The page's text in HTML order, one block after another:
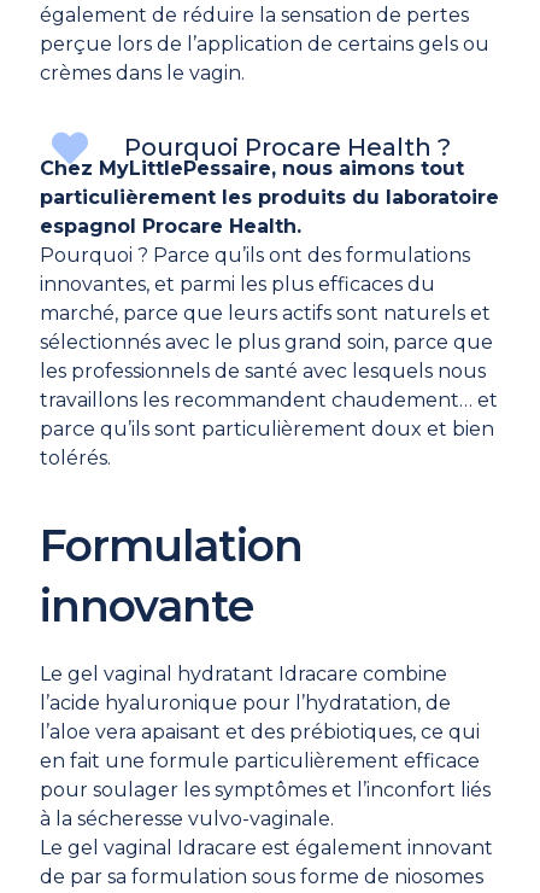
également de réduire la sensation de pertes
perçue lors de l’application de certains gels ou
crèmes dans le vagin.
Pourquoi Procare Health ?
Chez MyLittlePessaire, nous aimons tout
particulièrement les produits du laboratoire
espagnol Procare Health.
Pourquoi ? Parce qu’ils ont des formulations
innovantes, et parmi les plus efficaces du
marché, parce que leurs actifs sont naturels et
sélectionnés avec le plus grand soin, parce que
les professionnels de santé avec lesquels nous
travaillons les recommandent chaudement… et
parce qu’ils sont particulièrement doux et bien
tolérés.
Formulation
innovante
Le gel vaginal hydratant Idracare combine
l’acide hyaluronique pour l’hydratation, de
l’aloe vera apaisant et des prébiotiques, ce qui
en fait une formule particulièrement efficace
pour soulager les symptômes et l’inconfort liés
à la sécheresse vulvo-vaginale.
Le gel vaginal Idracare est également innovant
de par sa formulation sous forme de niosomes